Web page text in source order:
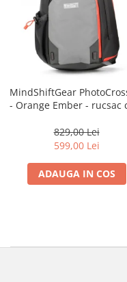
MindShiftGear
- Orange Ember - rucsac
829,00 Lei
599,00 Lei
ADAUGA IN COS